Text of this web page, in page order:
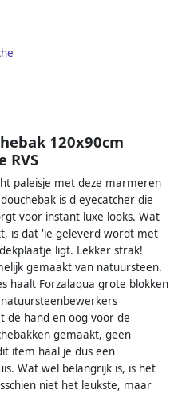
120x90cm
RVS
paleisje met deze marmeren
is d eyecatcher die
voor instant luxe looks. Wat
is dat 'ie geleverd wordt met
ligt. Lekker strak!
gemaakt van natuursteen.
haalt Forzalaqua grote blokken
de hand en oog voor de
gemaakt, geen
item haal je dus een
Wat wel belangrijk is, is het
niet het leukste, maar